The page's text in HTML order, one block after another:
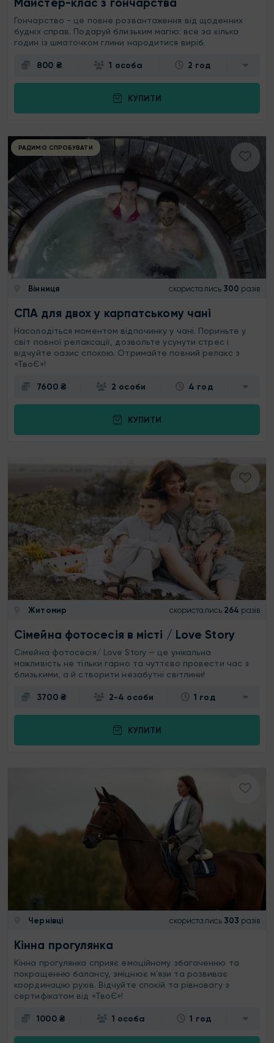
Майстер-клас з гончарства
Гончарство - це повне розвантаження від щоденних
будніх справ. Подаруй близьким магію: все за кілька
годин із шматочком глини народитися виріб.
800 ₴ 1 особа 2 год
КУПИТИ
РАДИМО СПРОБУВАТИ
Вінниця скористались 300 разів
СПА для двох у карпатському чані
Насолодіться моментом відпочинку у чані. Пориньте у
світ повної релаксації, дозвольте усунути стрес і
відчуйте оазис спокою. Отримайте повний релакс з
«ТвоЄ»!
7600 ₴ 2 особи 4 год
КУПИТИ
Житомир скористались 264 разів
Сімейна фотосесія в місті / Love Story
Сімейна фотосесія/ Love Story — це унікальна
можливість не тільки гарно та чуттєво провести час з
близькими, а й створити незабутні світлини!
3700 ₴ 2-4 особи 1 год
КУПИТИ
Чернівці скористались 303 разів
Кінна прогулянка
Кінна прогулянка сприяє емоційному збагаченню та
покращенню балансу, зміцнює мʼязи та розвиває
координацію рухів. Відчуйте спокій та рівновагу з
сертифікатом від «ТвоЄ»!
1000 ₴ 1 особа 1 год